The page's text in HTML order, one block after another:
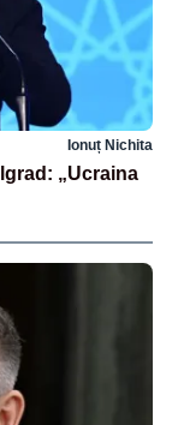
Ionuț Nichita
„Ucraina